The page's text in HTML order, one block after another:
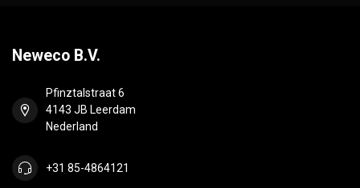
Neweco B.V.
Pfinztalstraat 6
4143 JB Leerdam
Nederland
+31 85-4864121